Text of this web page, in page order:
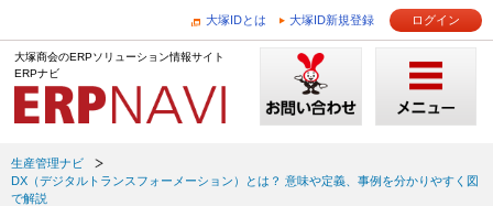
大塚IDとは 大塚ID新規登録 ログイン
大塚商会のERPソリューション情報サイト
ERPナビ
生産管理ナビ
DX（デジタルトランスフォーメーション）とは？ 意味や定義、事例を分かりやすく図
で解説